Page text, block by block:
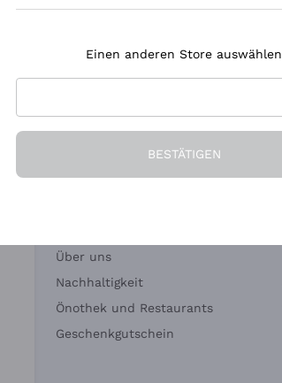
in Deutschland
Über uns
Nachhaltigkeit
Önothek und Restaurants
Geschenkgutschein
Einen anderen Store auswählen
BESTÄTIGEN